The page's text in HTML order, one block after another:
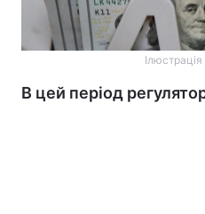
Ілюстрація
В цей період